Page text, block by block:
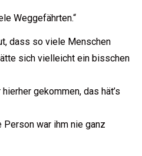
Weggefährten.“
dass so viele Menschen
sich vielleicht ein bisschen
gekommen, das hät’s
Person war ihm nie ganz